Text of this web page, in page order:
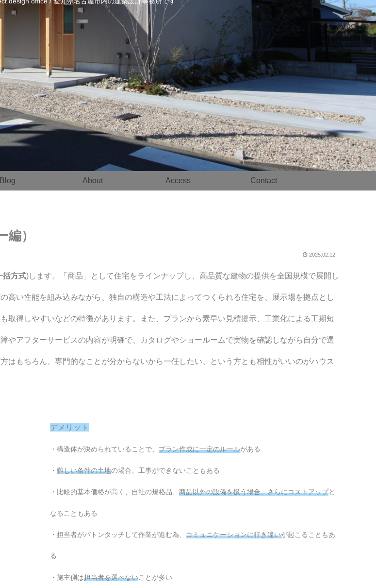
Blog About Access Contact
）
2025.02.12
括方式)します。「商品」として住宅をラインナップし、高品質な建物の提供を全国規模で展開し
高い性能を組み込みながら、独自の構造や工法によってつくられる住宅を、展示場を拠点とし
取得しやすいなどの特徴があります。また、プランから素早い見積提示、工業化による工期短
やアフターサービスの内容が明確で、カタログやショールームで実物を確認しながら自分で選
はもちろん、専門的なことが分からないから一任したい、という方とも相性がいいのがハウス
デメリット
・構造体が決められていることで、 プラン作成に一定のルールがある
・ 難しい条件の土地の場合、工事ができないこともある
・比較的基本価格が高く、自社の規格品、 商品以外の設備を扱う場合、さらにコストアップと
なることもある
・担当者がバトンタッチして作業が進む為、 コミュニケーションに行き違いが起こることもあ
る
・施主側は担当者を選べないことが多い